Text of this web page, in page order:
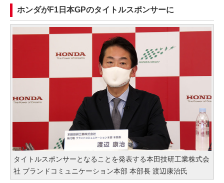
ホンダがF1日本GPのタイトルスポンサーに
タイトルスポンサーとなることを発表する本田技研工業株式会
社 ブランドコミュニケーション本部 本部長 渡辺康治氏